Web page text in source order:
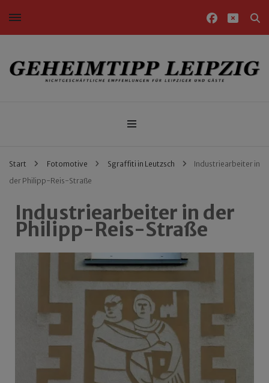
Nichtgeschäftliche Empfehlungen für Leipziger und Gäste
Start Fotomotive Sgraffiti in Leutzsch
Industriearbeiter in
der Philipp-Reis-Straße
Industriearbeiter in der
Philipp-Reis-Straße